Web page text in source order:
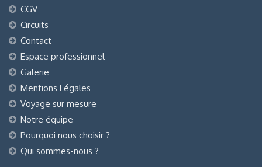
CGV
Circuits
Contact
Espace professionnel
Galerie
Mentions Légales
Voyage sur mesure
Notre équipe
Pourquoi nous choisir ?
Qui sommes-nous ?